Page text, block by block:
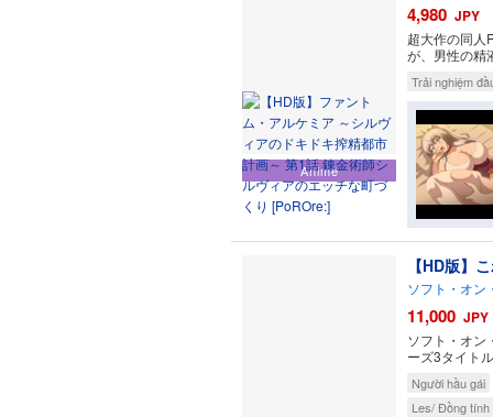
Anime
4,980 JPY
超大作の同人
が、男性の精
Trải nghiệm
【HD版】
ソフト・オン
11,000 JPY
ソフト・オン
ーズ3タイト
Người hầu gái
Les/ Đồng